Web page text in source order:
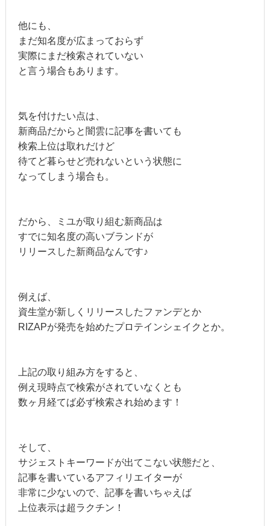
他にも、
まだ知名度が広まっておらず
実際にまだ検索されていない
と言う場合もあります。
気を付けたい点は、
新商品だからと闇雲に記事を書いても
検索上位は取れだけど
待てど暮らせど売れないという状態に
なってしまう場合も。
だから、ミユが取り組む新商品は
すでに知名度の高いブランドが
リリースした新商品なんです♪
例えば、
資生堂が新しくリリースしたファンデとか
RIZAPが発売を始めたプロテインシェイクとか。
上記の取り組み方をすると、
例え現時点で検索がされていなくとも
数ヶ月経てば必ず検索され始めます！
そして、
サジェストキーワードが出てこない状態だと、
記事を書いているアフィリエイターが
非常に少ないので、記事を書いちゃえば
上位表示は超ラクチン！